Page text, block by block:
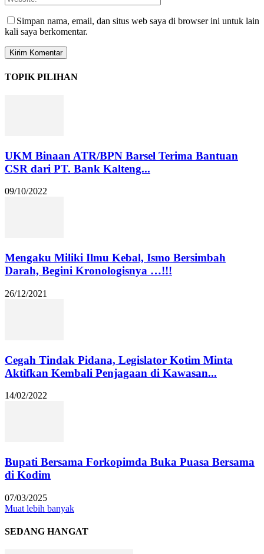
Simpan nama, email, dan situs web saya di browser ini untuk lain
kali saya berkomentar.
TOPIK PILIHAN
UKM Binaan ATR/BPN Barsel Terima Bantuan
CSR dari PT. Bank Kalteng...
09/10/2022
Mengaku Miliki Ilmu Kebal, Ismo Bersimbah
Darah, Begini Kronologisnya …!!!
26/12/2021
Cegah Tindak Pidana, Legislator Kotim Minta
Aktifkan Kembali Penjagaan di Kawasan...
14/02/2022
Bupati Bersama Forkopimda Buka Puasa Bersama
di Kodim
07/03/2025
Muat lebih banyak
SEDANG HANGAT